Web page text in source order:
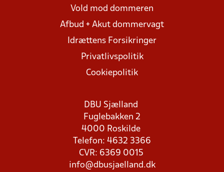
Vold mod dommeren
Afbud + Akut dommervagt
Idrættens Forsikringer
Privatlivspolitik
Cookiepolitik
DBU Sjælland
Fuglebakken 2
4000 Roskilde
Telefon: 4632 3366
CVR: 6369 0015
info@dbusjaelland.dk